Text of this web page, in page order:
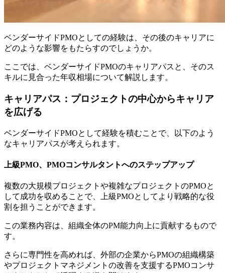
ベンダーサイドPMOとしての経験は、その後のキャリアに
どのような影響をもたらすのでしょうか。
ここでは、ベンダーサイドPMOのキャリアパスと、そのス
キルに見合った年収相場について解説します。
キャリアパス：プロジェクトの中心からキャリア
を広げる
ベンダーサイドPMOとして経験を積むことで、以下のよう
なキャリアパスが考えられます。
上級PMO、PMOコンサルタントへのステップアップ
複数の大規模プロジェクトや複雑なプロジェクトのPMOと
して成功を収めることで、上級PMOとしてより戦略的な役
割を担うことができます。
この業務内容は、組織全体のPM能力向上に貢献するもので
す。
さらに専門性を高めれば、外部の企業からPMOの組織構築
やプロジェクトマネジメントの改善を支援するPMOコンサ